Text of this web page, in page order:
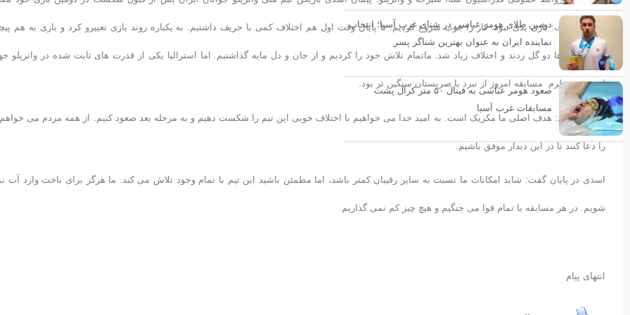
استرالیا گفت: بازی بدی نبود. کار را خوب شروع کردیم. تا پایان وقت اول هم اختلاف کمی با حریف داشتیم. به یکباره روند بازی تغییرو کرد و بازی به هم
استرالیایی ها دو گل زدند و اختلاف زیاد شد. ماتمام تلاش خود را کردیم و از جان و دل مایه گذاشتیم. اما استرالیا یکی از قدرت های ثابت شده در واترپلو
است. به نظرم مسابقه امروز از نبرد با صربستان سنگین تر بود.
وی ادامه داد: هدف اصلی ما مکزیک است. به امید خدا می خواهیم با اختلاف خوبی این تیم را شکست دهیم و به مرحله بعد صعود کنیم. از همه مردم می خواهم
را دعا کنند تا در این دیدار موفق باشیم.
اسدی در پایان گفت: شاید امکانات ما نسبت به سایر رقیبان کمتر باشد، اما مطمئن باشید این تیم با تمام وجود تلاش می کند. ما هرگز برای باخت وارد آب
شویم. در هر مسابقه با تمام قوا می جنگیم و هیچ چیز کم نمی گذاریم.
انتهای پیام
دومین طلای هومر عباسی در شنای غرب آسیا؛ انتخاب
نماینده ایران به عنوان بهترین شناگر پسر
صعود هومر عباسی به فینال ۵۰ متر کرال پشت
مسابقات غرب آسیا